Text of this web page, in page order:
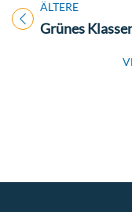
ÄLTERE
Titel für
Grünes